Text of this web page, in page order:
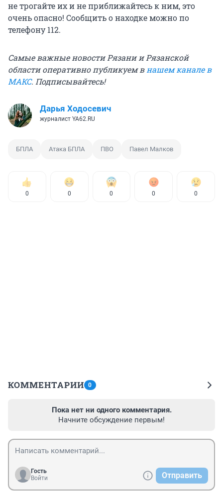
не трогайте их и не приближайтесь к ним, это
очень опасно! Сообщить о находке можно по
телефону 112.
Самые важные новости Рязани и Рязанской
области оперативно публикуем внашем канале в
МАКС. Подписывайтесь!
Дарья Ходосевич
журналист YA62.RU
БПЛА Атака БПЛА ПВО Павел Малков
0 0 0 0 0
КОММЕНТАРИИ 0
Пока нет ни одного комментария.
Начните обсуждение первым!
Гость
Войти
Отправить